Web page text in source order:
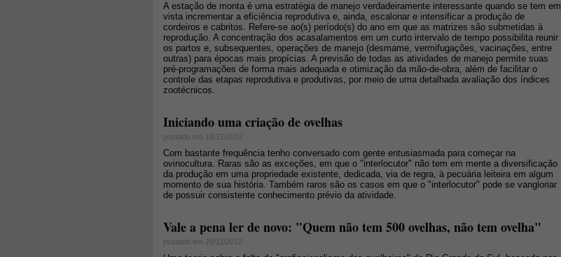
A estação de monta é uma estratégia de manejo verdadeiramente interessante quando se tem em
vista incrementar a eficiência reprodutiva e, ainda, escalonar e intensificar a produção de
cordeiros e cabritos. Refere-se ao(s) período(s) do ano em que as matrizes são submetidas à
reprodução. A concentração dos acasalamentos em um curto intervalo de tempo possibilita reunir
os partos e, subsequentes, operações de manejo (desmame, vermifugações, vacinações, entre
outras) para épocas mais propícias. A previsão de todas as atividades de manejo permite suas
pré-programações de forma mais adequada e otimização da mão-de-obra, além de facilitar o
controle das etapas reprodutiva e produtivas, por meio de uma detalhada avaliação dos índices
zootécnicos.
Iniciando uma criação de ovelhas
postado em 18/12/2012
Com bastante frequência tenho conversado com gente entusiasmada para começar na
ovinocultura. Raras são as exceções, em que o "interlocutor" não tem em mente a diversificação
da produção em uma propriedade existente, dedicada, via de regra, à pecuária leiteira em algum
momento de sua história. Também raros são os casos em que o "interlocutor" pode se vangloriar
de possuir consistente conhecimento prévio da atividade.
Vale a pena ler de novo: "Quem não tem 500 ovelhas, não tem ovelha"
postado em 29/11/2012